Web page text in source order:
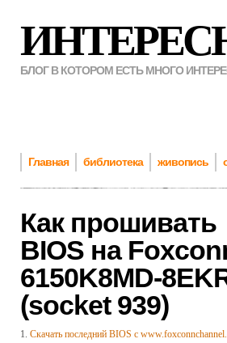
БЛОГ В КОТОРОМ ЕСТЬ МНОГО
Главная библиотека живопись
Как прошивать
BIOS на
6150K8MD-
(socket 939)
1. Скачать последний BIOS с